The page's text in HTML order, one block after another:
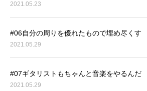
2021.05.23
#06自分の周りを優れたもので埋め尽くす
2021.05.29
#07ギタリストもちゃんと音楽をやるんだ
2021.05.29